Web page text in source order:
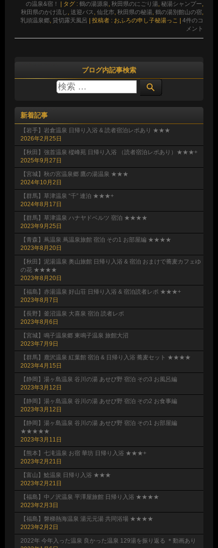
の温泉&宿！
タグ : 鶴の湯源泉, 秋田県のにごり湯, 秘湯シャンプー,
秋田県のかけ流し , 送迎バス , 仙北市, 秋田県の秘湯, 鶴の湯別館山の宿,
乳頭温泉郷, 貸切露天風呂 投稿者 : おふろの申し子秘湯っこ
4件のコ
メント
ブログ内記事検索
新着記事
【岩手】岩倉温泉 日帰り入浴 & 読者宿泊レポあり ★★★
2026年2月25日
【秋田】強首温泉 樅峰苑 日帰り入浴 （読者宿泊レポあり）★★★+
2025年9月27日
【宮城】秋の宮温泉郷 鷹の湯温泉 ★★★
2024年10月2日
【群馬】草津温泉 “千” 連泊 ★★★+
2024年8月17日
【群馬】草津温泉 ハナヤドベルツ 宿泊 ★★★★
2023年9月25日
【青森】蔦温泉 蔦温泉旅館 宿泊 その1 お部屋編 ★★★★
2023年8月20日
【秋田】泥湯温泉 奥山旅館 日帰り入浴 & 宿泊 おまけで蕎麦カフェゆ
の花 ★★★★
2023年8月20日
【福島】赤湯温泉 好山荘 日帰り入浴 & 宿泊読者レポ ★★★+
2023年8月7日
【長野】釜沼温泉 大喜泉 宿泊 読者レポ
2023年8月6日
【宮城】鳴子温泉郷 東鳴子温泉 旅館大沼
2023年7月9日
【群馬】鹿沢温泉 紅葉館 宿泊 & 日帰り入浴 蕎麦セット ★★★★
2023年4月15日
【静岡】湯ヶ島温泉 谷川の湯 あせび野 宿泊 その3 お風呂編
2023年3月12日
【静岡】湯ヶ島温泉 谷川の湯 あせび野 宿泊 その2 お食事編
2023年3月12日
【静岡】湯ヶ島温泉 谷川の湯 あせび野 宿泊 その1 お部屋編
★★★★★
2023年3月11日
【熊本】七滝温泉 お宿 華坊 日帰り入浴 ★★★+
2023年2月21日
【富山】鯰温泉 日帰り入浴 ★★★
2023年2月21日
【福島】中ノ沢温泉 平澤屋旅館 日帰り入浴 ★★★★
2023年2月3日
【福島】磐梯熱海温泉 湯元元湯 共同浴場 ★★★★
2023年2月2日
2022年 今年入った温泉 良かった温泉 129湯を振り返る ＊動画あり